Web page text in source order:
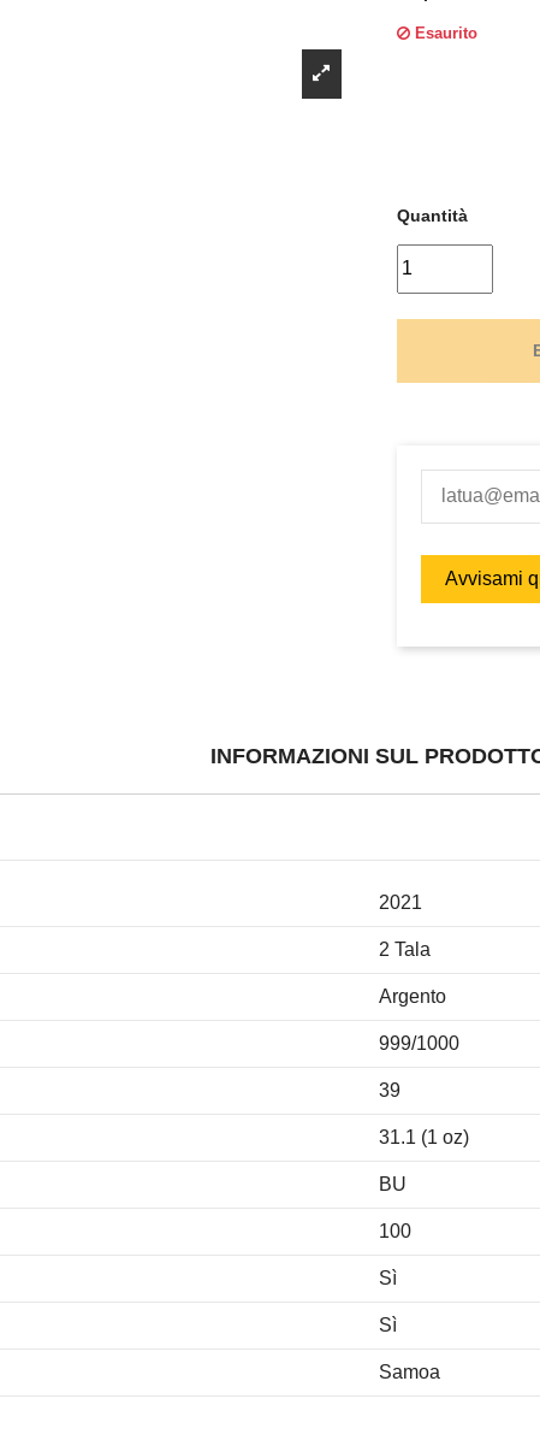
Esaurito
Quantità
INFORMAZIONI SUL
2021
2 Tala
Argento
999/1000
39
31.1 (1 oz)
BU
100
Sì
Sì
Samoa